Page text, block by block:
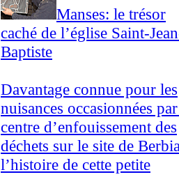
Manses: le trésor
caché de l’église Saint-
Baptiste
Davantage connue pour les
nuisances occasionnées
centre d’enfouissement des
déchets sur le site de
l’histoire de cette petite